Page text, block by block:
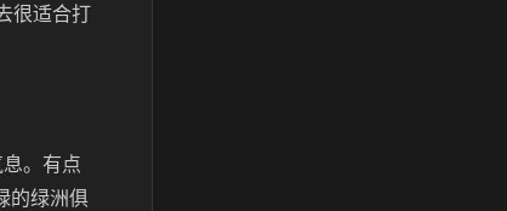
很适合打
。有点
的绿洲俱